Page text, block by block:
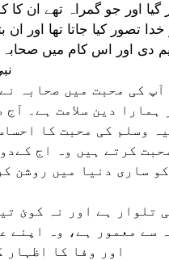
گیا اور جو گمراہ تھے ان
خدا تصور کیا جاتا تھا اور
دی اور اس کام میں
آپ کی محبت میں صحابہ
ہمارا دین سلامت ہے۔
وسلم کی محبت کا
کرتے ہیں وہ اج
ساری دنیا میں روشن
تلوار ہے اور نہ کوئ
سے معمور ہے، وہ اپنے
اور وفا کا اظہار